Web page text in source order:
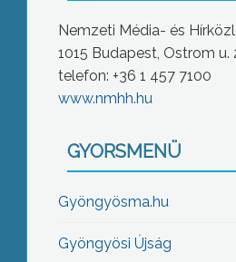
Nemzeti Média- és
1015 Budapest, Ostrom u.
telefon: +36 1 457 7100
www.nmhh.hu
GYORSMENÜ
Gyöngyösma.hu
Gyöngyösi Újság